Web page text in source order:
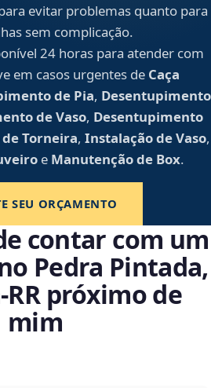
evitar problemas quanto para
sem complicação.
24 horas para atender com
em casos urgentes de Caça
de Pia, Desentupimento
de Vaso, Desentupimento
Torneira, Instalação de Vaso,
e Manutenção de Box.
SEU ORÇAMENTO
contar com um
Pedra Pintada,
próximo de
mim